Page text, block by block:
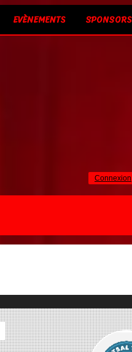
EVÈNEMENTS SPONSORS
Connexion